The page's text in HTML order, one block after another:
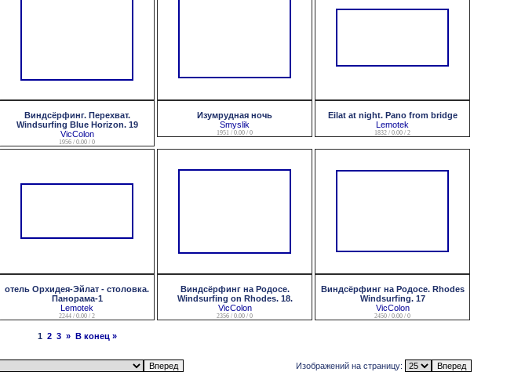
Виндсёрфинг. Перехват.
Windsurfing Blue Horizon. 19
VicColon
1956 / 0.00 / 0
Изумрудная ночь
Smyslik
1951 / 0.00 / 0
Eilat at night. Pano from bridge
Lemotek
1832 / 0.00 / 2
отель Орхидея-Эйлат - столовка.
Панорама-1
Lemotek
2244 / 0.00 / 2
Виндсёрфинг на Родосе.
Windsurfing on Rhodes. 18.
VicColon
2356 / 0.00 / 0
Виндсёрфинг на Родосе. Rhodes
Windsurfing. 17
VicColon
2450 / 0.00 / 0
1 2 3 » В конец »
Изображений на страницу: